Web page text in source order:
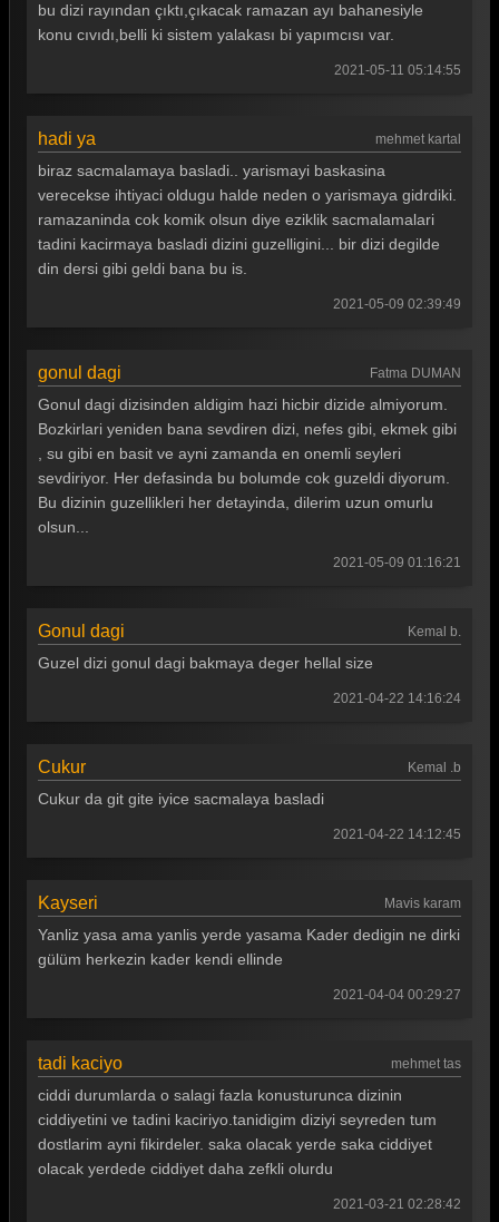
bu dizi rayından çıktı,çıkacak ramazan ayı bahanesiyle
konu cıvıdı,belli ki sistem yalakası bi yapımcısı var.
2021-05-11 05:14:55
hadi ya mehmet kartal
biraz sacmalamaya basladi.. yarismayi baskasina
verecekse ihtiyaci oldugu halde neden o yarismaya gidrdiki.
ramazaninda cok komik olsun diye eziklik sacmalamalari
tadini kacirmaya basladi dizini guzelligini... bir dizi degilde
din dersi gibi geldi bana bu is.
2021-05-09 02:39:49
gonul dagi Fatma DUMAN
Gonul dagi dizisinden aldigim hazi hicbir dizide almiyorum.
Bozkirlari yeniden bana sevdiren dizi, nefes gibi, ekmek gibi
, su gibi en basit ve ayni zamanda en onemli seyleri
sevdiriyor. Her defasinda bu bolumde cok guzeldi diyorum.
Bu dizinin guzellikleri her detayinda, dilerim uzun omurlu
olsun...
2021-05-09 01:16:21
Gonul dagi Kemal b.
Guzel dizi gonul dagi bakmaya deger hellal size
2021-04-22 14:16:24
Cukur Kemal .b
Cukur da git gite iyice sacmalaya basladi
2021-04-22 14:12:45
Kayseri Mavis karam
Yanliz yasa ama yanlis yerde yasama Kader dedigin ne dirki
gülüm herkezin kader kendi ellinde
2021-04-04 00:29:27
tadi kaciyo mehmet tas
ciddi durumlarda o salagi fazla konusturunca dizinin
ciddiyetini ve tadini kaciriyo.tanidigim diziyi seyreden tum
dostlarim ayni fikirdeler. saka olacak yerde saka ciddiyet
olacak yerdede ciddiyet daha zefkli olurdu
2021-03-21 02:28:42